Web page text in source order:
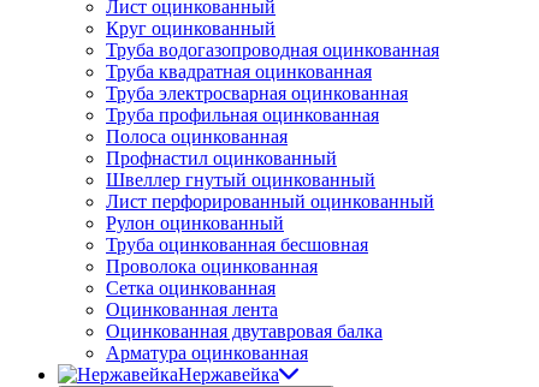
Лист оцинкованный
Круг оцинкованный
Труба водогазопроводная оцинкованная
Труба квадратная оцинкованная
Труба электросварная оцинкованная
Труба профильная оцинкованная
Полоса оцинкованная
Профнастил оцинкованный
Швеллер гнутый оцинкованный
Лист перфорированный оцинкованный
Рулон оцинкованный
Труба оцинкованная бесшовная
Проволока оцинкованная
Сетка оцинкованная
Оцинкованная лента
Оцинкованная двутавровая балка
Арматура оцинкованная
Нержавейка